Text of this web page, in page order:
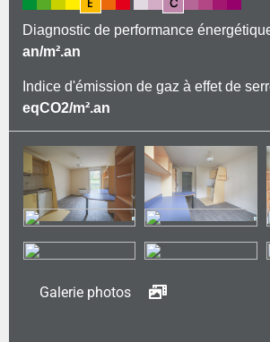
Prestations/Charges: 40.00
Diagnostic de performance
an/m².an
Indice d'émission de gaz à effet de
eqCO2/m².an
Galerie photos